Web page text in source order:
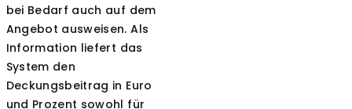
bei Bedarf auch auf dem
Angebot ausweisen. Als
Information liefert das
System den
Deckungsbeitrag in Euro
und Prozent sowohl für